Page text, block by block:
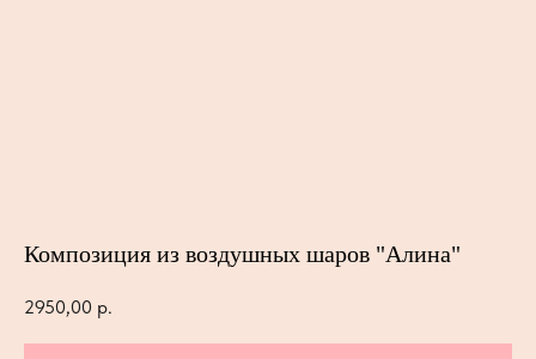
Композиция из воздушных шаров "Алина"
2950,00 р.